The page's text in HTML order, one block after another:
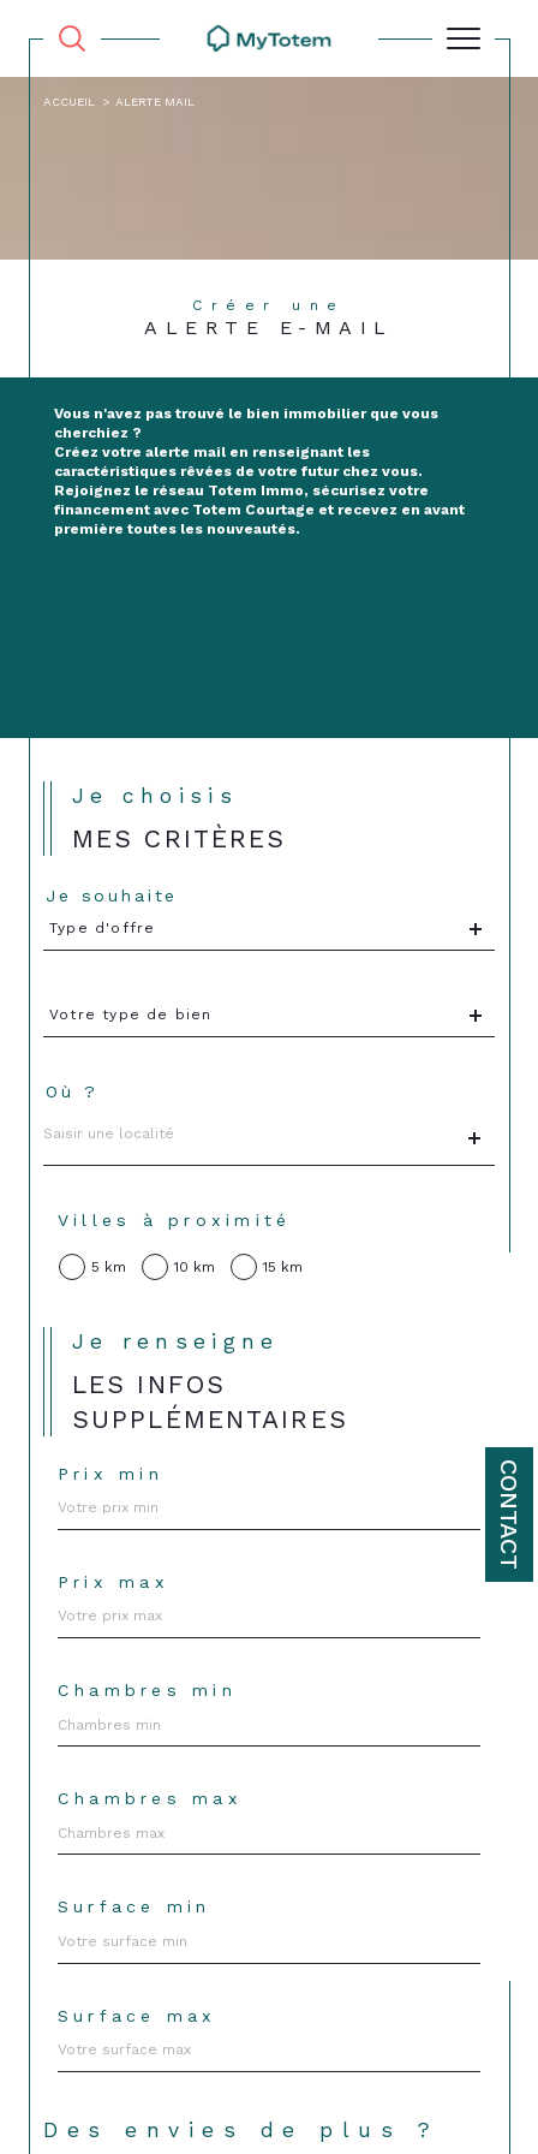
CONTACT
ACCUEIL ALERTE MAIL
Créer une
ALERTE E-MAIL
Vous n'avez pas trouvé le bien immobilier que vous
cherchiez ?
Créez votre alerte mailen renseignant les
caractéristiques rêvées de votre futur chez vous.
Rejoignez le réseau Totem Immo, sécurisez votre
financement avec Totem Courtage et recevez en avant
première toutes les nouveautés.
Je choisis
MES CRITÈRES
Je souhaite
d'offre
Type d'offre
d'offre
Votre type de bien
Où ?
Villes à proximité
5 km 10 km 15 km
Je renseigne
LES INFOS
SUPPLÉMENTAIRES
Prix min
Prix max
Chambres min
Chambres max
Surface min
Surface max
Des envies de plus ?